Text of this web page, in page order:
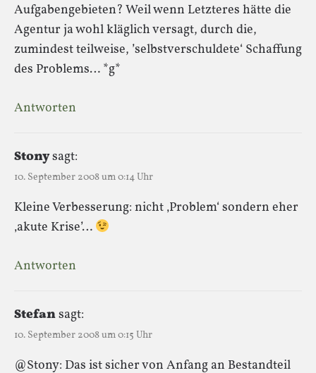
Aufgabengebieten? Weil wenn Letzteres hätte die
Agentur ja wohl kläglich versagt, durch die,
zumindest teilweise, ’selbstverschuldete‘ Schaffung
des Problems… *g*
Antworten
Stonysagt:
10. September 2008 um 0:14 Uhr
Kleine Verbesserung: nicht ‚Problem‘ sondern eher
‚akute Krise’…
Antworten
Stefansagt:
10. September 2008 um 0:15 Uhr
@Stony: Das ist sicher von Anfang an Bestandteil